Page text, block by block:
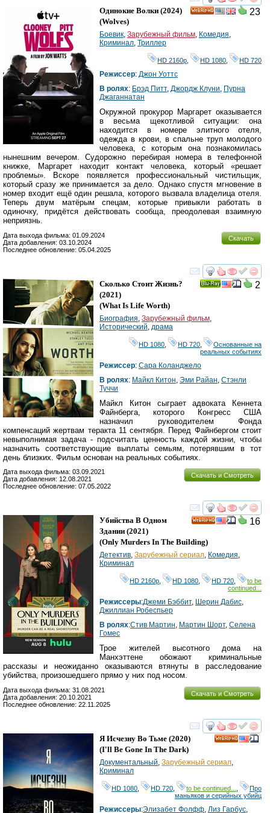
смотреть
23
Одинокие Волки (2024)
(Wolves)
Боевик Зарубежный фильм Комедия
Криминал Триллер
HD 2160р HD 1080 HD 720
Режиссер: Джон Уоттс
В ролях: Брэд Питт, Джордж Клуни Пурна
Джаганнатан
Окружной прокурор Маргарет оказывается
в весьма щекотливой ситуации: она
находится в номере элитного отеля,
одежда в крови, в спальне труп молодого
человека, с которым она познакомилась
нынешним вечером. Судорожно перебирая номера в телефонной
книжке, Маргарет находит контакт человека, который «решает
проблемы». Вскоре появляется профессиональный чистильщик,
который сразу же принимается за дело. Однако спустя мгновение в
номер входит ещё один решала, которого вызвала владелица отеля.
Теперь двум матёрым спецам, которые привыкли работать в
одиночку, придётся действовать сообща, преодолевая взаимную
неприязнь.
Скачать
Дата выхода фильма: 01.09.2024
Дата добавления: 03.10.2024
Последнее обновление: 05.04.2025
смотреть
2
Сколько Стоит Жизнь?
(2021)
(What Is Life Worth)
Биография Зарубежный фильм
Исторический драма
HD 1080 HD 720
Основанные на
реальных событиях
Режиссер: Сара Коланджело
В ролях: Майкл Китон Эми Райан Стэнли
Туччи
Майкл Китон сыграет адвоката Кеннета
Файнберга, которого Конгресс США
назначил руководителем Фонда
компенсаций жертвам теракта 11 сентября. Перед Файнбергом стоит
невыполнимая задача - подсчитать ценность каждой жизни, чтобы
назначить соответствующие выплаты семьям, потерявшим в тот
день близких. Фильм основан на реальных событиях.
Скачать и Смотреть
Дата выхода фильма: 03.09.2021
Дата добавления: 12.08.2021
Последнее обновление: 07.05.2022
смотреть
16
Убийства В Одном
Здании (2021)
(Only Murders In The Building)
Детектив, Зарубежный сериал, Комедия,
Криминал
HD 2160р HD 1080 HD 720
to be
continued...
Режиссеры:Джеми Бэббит, Шерин Дабис,
Джиллиан Робеспьер
В ролях:Стив Мартин, Мартин Шорт, Селена
Гомес
Трое жителей высотного дома на
Манхэттене обожают криминальные
рассказы и неожиданно оказываются втянуты в расследование
убийства, произошедшего прямо у них под носом.
Скачать и Смотреть
Дата выхода фильма: 31.08.2021
Дата добавления: 20.10.2021
Последнее обновление: 22.11.2025
смотреть
Я Исчезну Во Тьме (2020)
(I'll Be Gone In The Dark)
Документальный, Зарубежный сериал,
Криминал
HD 1080 HD 720 to be continued...
Про
маньяков и серийных убийц
Режиссеры:Элизабет Фолфф, Лиз Гарбус,